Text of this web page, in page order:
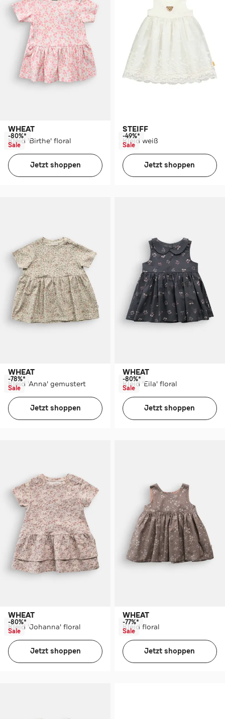
WHEAT
Kleid 'Birthe' floral
-80%*
Sale
Jetzt shoppen
STEIFF
Kleid weiß
-49%*
Sale
Jetzt shoppen
WHEAT
Kleid 'Anna' gemustert
-78%*
Sale
Jetzt shoppen
WHEAT
Kleid 'Eila' floral
-80%*
Sale
Jetzt shoppen
WHEAT
Kleid 'Johanna' floral
-80%*
Sale
Jetzt shoppen
WHEAT
Kleid floral
-77%*
Sale
Jetzt shoppen